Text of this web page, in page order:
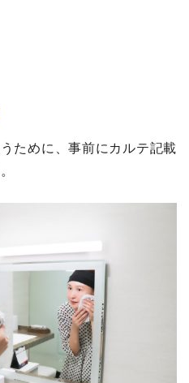
ために、事前にカルテ記載